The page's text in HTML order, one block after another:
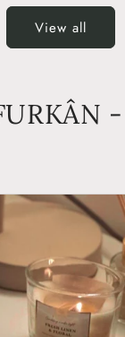
View all